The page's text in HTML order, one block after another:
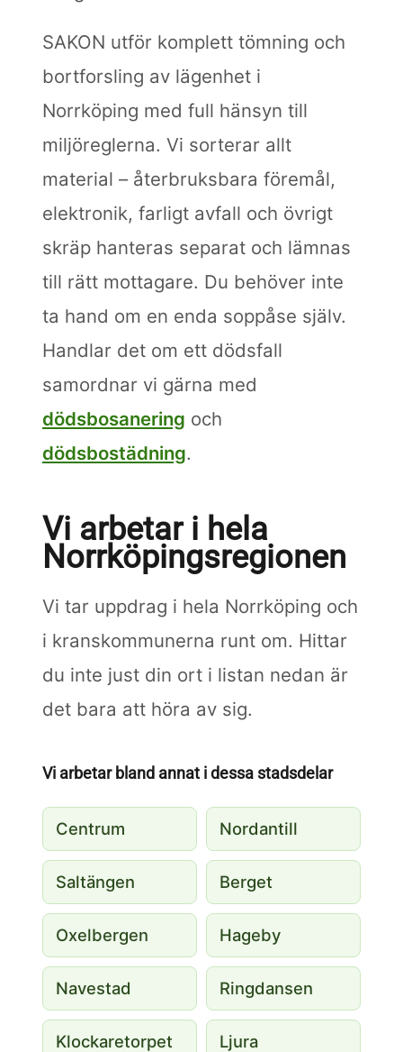
SAKON utför komplett tömning och
bortforsling av lägenhet i
Norrköping med full hänsyn till
miljöreglerna. Vi sorterar allt
material – återbruksbara föremål,
elektronik, farligt avfall och övrigt
skräp hanteras separat och lämnas
till rätt mottagare. Du behöver inte
ta hand om en enda soppåse själv.
Handlar det om ett dödsfall
samordnar vi gärna med
dödsbosanering och
dödsbostädning.
Vi arbetar i hela
Norrköpingsregionen
Vi tar uppdrag i hela Norrköping och
i kranskommunerna runt om. Hittar
du inte just din ort i listan nedan är
det bara att höra av sig.
Vi arbetar bland annat i dessa stadsdelar
Centrum Nordantill
Saltängen Berget
Oxelbergen Hageby
Navestad Ringdansen
Klockaretorpet Ljura